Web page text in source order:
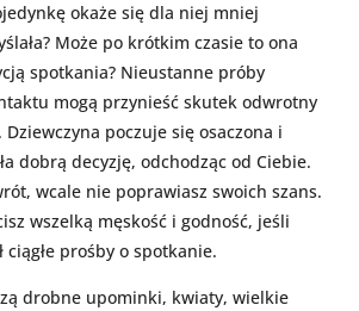
okaże się dla niej mniej
Może po krótkim czasie to ona
spotkania? Nieustanne próby
mogą przynieść skutek odwrotny
poczuje się osaczona i
dobrą decyzję, odchodząc od Ciebie.
wcale nie poprawiasz swoich szans.
wszelką męskość i godność, jeśli
ciągłe prośby o spotkanie.
drobne upominki, kwiaty, wielkie